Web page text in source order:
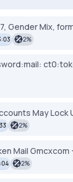
Gender Mix,
2%
May Lock
2%
Mail Gmcxcom
2%